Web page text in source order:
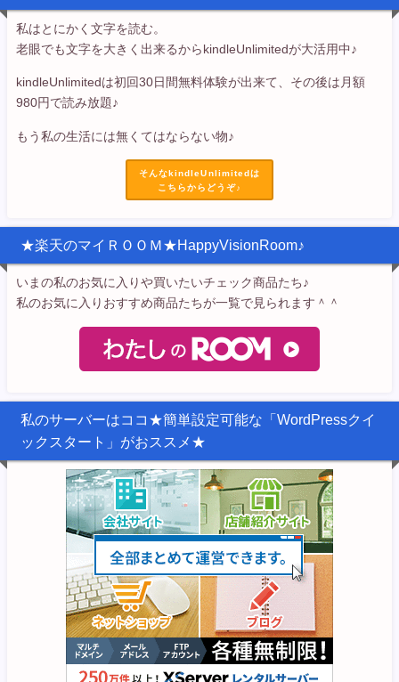
私はとにかく文字を読む。
老眼でも文字を大きく出来るからkindleUnlimitedが大活用中♪
kindleUnlimitedは初回30日間無料体験が出来て、その後は月額
980円で読み放題♪
もう私の生活には無くてはならない物♪
そんなkindleUnlimitedは
こちらからどうぞ♪
★楽天のマイＲＯＯＭ★HappyVisionRoom♪
いまの私のお気に入りや買いたいチェック商品たち♪
私のお気に入りおすすめ商品たちが一覧で見られます＾＾
私のサーバーはココ★簡単設定可能な「WordPressクイ
ックスタート」がおススメ★